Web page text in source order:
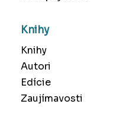
Knihy
Knihy
Autori
Edície
Zaujímavosti